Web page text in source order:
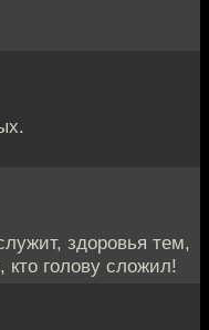
здоровья тем,
кто голову сложил!